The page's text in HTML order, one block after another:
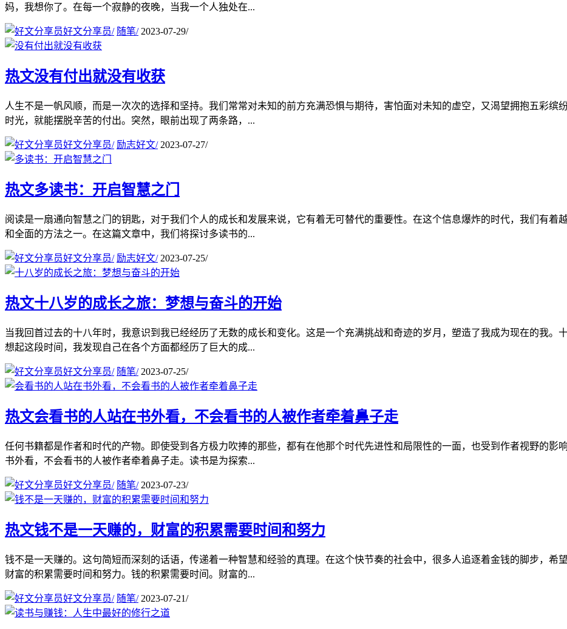
妈，我想你了。在每一个寂静的夜晚，当我一个人独处在...
好文分享员/ 随笔/ 2023-07-29/
热文没有付出就没有收获
人生不是一帆风顺，而是一次次的选择和坚持。我们常常对未知的前方充满恐惧与期待，害怕面对未知的虚空，又渴望拥抱五彩缤
时光，就能摆脱辛苦的付出。突然，眼前出现了两条路，...
好文分享员/ 励志好文/ 2023-07-27/
热文多读书：开启智慧之门
阅读是一扇通向智慧之门的钥匙，对于我们个人的成长和发展来说，它有着无可替代的重要性。在这个信息爆炸的时代，我们有着
和全面的方法之一。在这篇文章中，我们将探讨多读书的...
好文分享员/ 励志好文/ 2023-07-25/
热文十八岁的成长之旅：梦想与奋斗的开始
当我回首过去的十八年时，我意识到我已经经历了无数的成长和变化。这是一个充满挑战和奇迹的岁月，塑造了我成为现在的我。
想起这段时间，我发现自己在各个方面都经历了巨大的成...
好文分享员/ 随笔/ 2023-07-25/
热文会看书的人站在书外看，不会看书的人被作者牵着鼻子走
任何书籍都是作者和时代的产物。即使受到各方极力吹捧的那些，都有在他那个时代先进性和局限性的一面，也受到作者视野的影
书外看，不会看书的人被作者牵着鼻子走。读书是为探索...
好文分享员/ 随笔/ 2023-07-23/
热文钱不是一天赚的，财富的积累需要时间和努力
钱不是一天赚的。这句简短而深刻的话语，传递着一种智慧和经验的真理。在这个快节奏的社会中，很多人追逐着金钱的脚步，希
财富的积累需要时间和努力。钱的积累需要时间。财富的...
好文分享员/ 随笔/ 2023-07-21/